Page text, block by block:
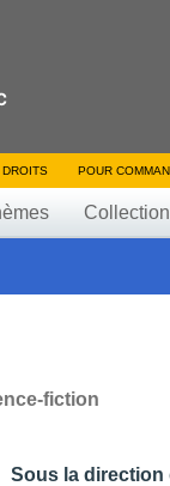
DROITS POUR
fiction
Sous la direction